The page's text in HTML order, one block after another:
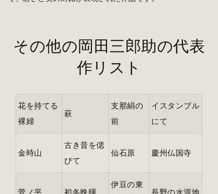
その他の岡田三郎助の代表
作リスト
花を持てる
裸婦
萩
支那絹の
前
イスタンブル
にて
金時山
古き昔を偲
びて
仙石原 慶州仏国寺
菅ノ平 初冬晩暉
伊豆の東
長野の水源地